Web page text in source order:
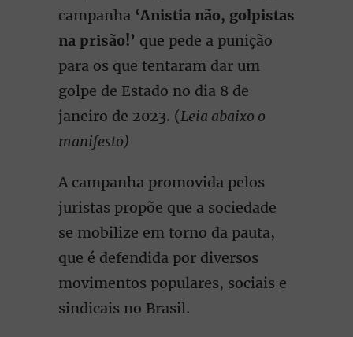
campanha ‘Anistia não, golpistas
na prisão!’ que pede a punição
para os que tentaram dar um
golpe de Estado no dia 8 de
janeiro de 2023. (Leia abaixo o
manifesto)
A campanha promovida pelos
juristas propõe que a sociedade
se mobilize em torno da pauta,
que é defendida por diversos
movimentos populares, sociais e
sindicais no Brasil.